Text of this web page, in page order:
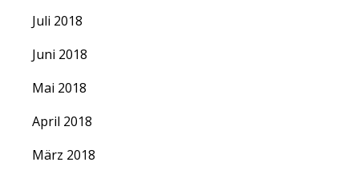
Juli 2018
Juni 2018
Mai 2018
April 2018
März 2018